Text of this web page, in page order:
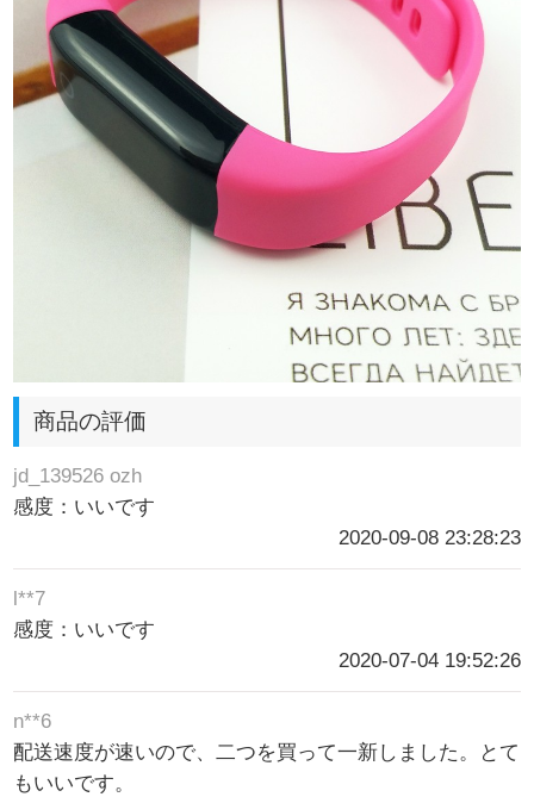
商品の評価
jd_139526 ozh
感度：いいです
2020-09-08 23:28:23
l**7
感度：いいです
2020-07-04 19:52:26
n**6
配送速度が速いので、二つを買って一新しました。とて
もいいです。